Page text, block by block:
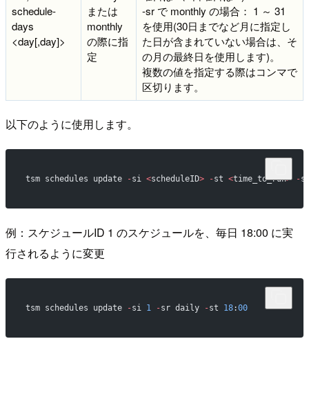
schedule-
days
<day[,day]>
または
monthly
の際に指
定
-sr で monthly の場合： 1 ～ 31
を使用(30日までなど月に指定し
た日が含まれていない場合は、そ
の月の最終日を使用します)。
複数の値を指定する際はコンマで
区切ります。
以下のように使用します。
tsm schedules update -si <scheduleID> -st <time_to_run> -
例：スケジュールID 1 のスケジュールを、毎日 18:00 に実
行されるように変更
tsm schedules update -si 1 -sr daily -st 18:00